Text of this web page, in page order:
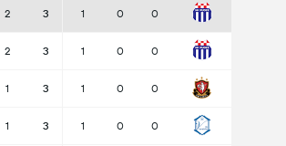
2 3 1 0 0
2 3 1 0 0
1 3 1 0 0
1 3 1 0 0